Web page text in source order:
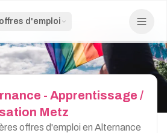
d'emploi
- Apprentissage /
Metz
offres d'emploi en Alternance